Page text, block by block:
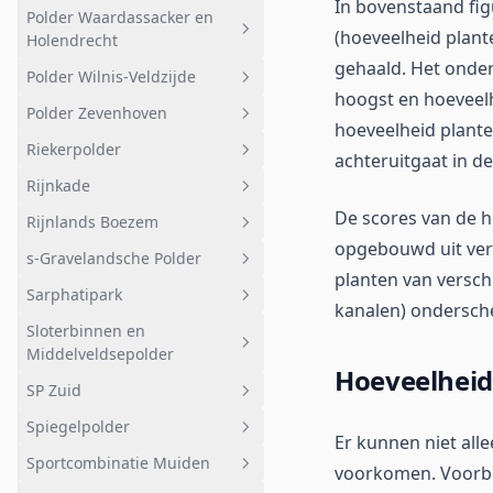
Hilversumsch Kanaal
Sportvelden
Nederreinsche Vaart
Klein Molenpolder
Taartpunt Zodden
Taartpunt
Molenpolder Natuurreservaat
Westbroekse Zodden
Polder het Huis te Hart
Taartpunt noord
Polder Buitenweg
Lintbebouwing
Plas
Staatsbosbeheer
Kasteel Neijenrode en
sportvelden
Bebouwing
Geheel afwateringsgebied
Polder Waardassacker en
Holendrecht
Geheel afwateringsgebied
Holendrechter polder
Stedelijkgebied (noord)
Stedelijkgebied (zuid)
Slot polder
Polder Wilnis-Veldzijde
Geheel afwateringsgebied
Polder Wilnis-Veldzijde
Polder Zevenhoven
Geheel afwateringsgebied
Bemalen gebied
Oude Nieuwveenseweg
Nieuw Amstel
Bloklandseweg
Odessa Driesprong De Jonker
Achterweg Zeerust
Zevenhovenseweg
Groene Jonker
Riekerpolder
Geheel afwateringsgebied
Wielerbaan
Polder
Rijnkade
Geheel afwateringsgebied
Rijnkade
Rijnlands Boezem
Geheel afwateringsgebied
Boezemland
Onderdeel van
Westeinderplassen
s-Gravelandsche Polder
Geheel afwateringsgebied
Polder
Hoofdwatergangen KRW
Waterlichaam
Sarphatipark
Geheel afwateringsgebied
Sloterbinnen en
Middelveldsepolder
Geheel afwateringsgebied
Sloterplas
Gecombineerde Polders
SP Zuid
Geheel afwateringsgebied
SP Zuid
Spiegelpolder
Geheel afwateringsgebied
Sportcombinatie Muiden
In bovenstaand
(hoeveelheid
gehaald. Het
hoogst en
hoeveelheid
achteruitgaat in
De scores van de
opgebouwd uit
planten van
kanalen)
Er kunnen niet
voorkomen.